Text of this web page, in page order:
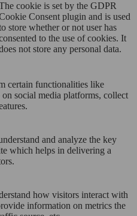
cookie is set by the GDPR
Consent plugin and is used
store whether or not user has
to the use of cookies. It
not store any personal data.
certain functionalities like
social media platforms, collect
and analyze the key
which helps in delivering a
how visitors interact with
information on metrics the